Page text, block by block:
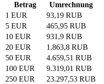
Betrag
Umrechnung
1 EUR
93,19 RUB
5 EUR
465,95 RUB
10 EUR
931,9 RUB
20 EUR
1.863,8 RUB
50 EUR
4.659,51 RUB
100 EUR
9.319,01 RUB
250 EUR
23.297,53 RUB